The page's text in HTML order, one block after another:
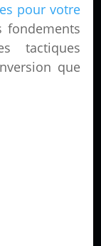
pour votre
fondements
tactiques
que